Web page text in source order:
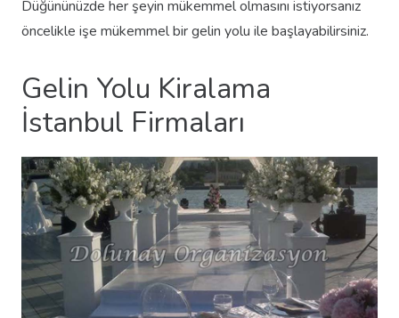
Düğününüzde her şeyin mükemmel olmasını istiyorsanız
öncelikle işe mükemmel bir gelin yolu ile başlayabilirsiniz.
Gelin Yolu Kiralama
İstanbul Firmaları